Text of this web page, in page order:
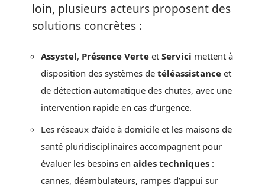
loin, plusieurs acteurs proposent des
solutions concrètes :
Assystel, Présence Verte et Servici mettent à
disposition des systèmes de téléassistance et
de détection automatique des chutes, avec une
intervention rapide en cas d’urgence.
Les réseaux d’aide à domicile et les maisons de
santé pluridisciplinaires accompagnent pour
évaluer les besoins en aides techniques :
cannes, déambulateurs, rampes d’appui sur